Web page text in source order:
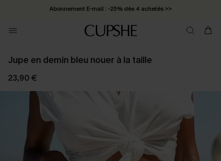
Abonnement E-mail : -25% dès 4 achetés >>
Jupe en demin bleu nouer à la taille
23,90 €